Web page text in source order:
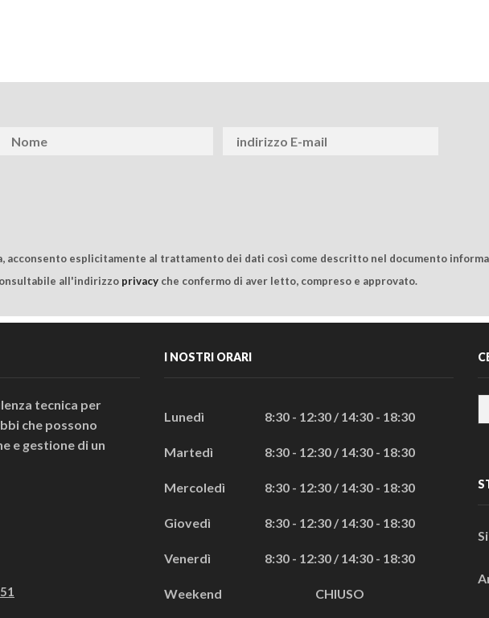
acconsento esplicitamente al trattamento dei dati così come descritto nel documento
all'indirizzo privacy che confermo di aver letto, compreso e approvato.
tecnica per
che possono
e gestione di un
I NOSTRI ORARI
Lunedì 8:30 - 12:30 / 14:30 - 18:30
Martedì 8:30 - 12:30 / 14:30 - 18:30
Mercoledì 8:30 - 12:30 / 14:30 - 18:30
Giovedì 8:30 - 12:30 / 14:30 - 18:30
Venerdì 8:30 - 12:30 / 14:30 - 18:30
Weekend CHIUSO